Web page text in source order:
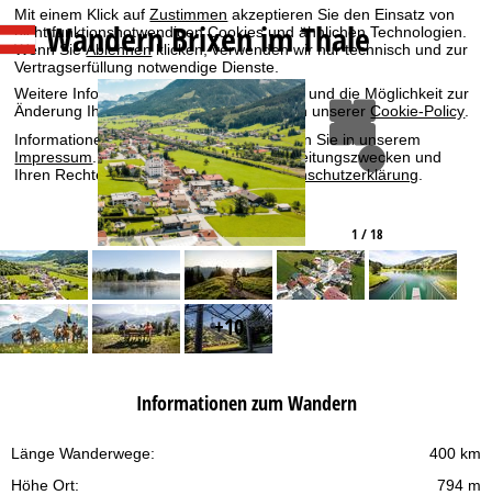
Mit einem Klick aufZustimmen akzeptieren Sie den Einsatz von
nicht funktionsnotwendigen Cookies und ähnlichen Technologien.
Wenn SieAblehnenklicken, verwenden wir nur technisch und zur
Vertragserfüllung notwendige Dienste.
Weitere Informationen zur Cookienutzung und die Möglichkeit zur
Änderung Ihrer Einstellungen finden Sie in unsererCookie-Policy
Informationen zum Verantwortlichen finden Sie in unserem
Impressum . Informationen zu den Verarbeitungszwecken und
Ihren Rechten finden Sie in unsererDatenschutzerklärung
Zustimmen
t
a
t
e
i
t
Wandern Brixen im Thale
1 / 18
+10
Informationen zum Wandern
400 km
Länge Wanderwege:
794 m
Höhe Ort: